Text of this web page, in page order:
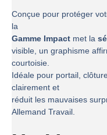
Conçue pour protéger
la
Gamme Impact met la
visible, un graphisme
courtoisie.
Idéale pour portail,
clairement et
réduit les mauvaises
Allemand Travail.